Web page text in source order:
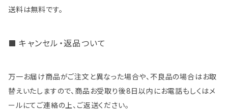
送料は無料です。
キャンセル・返品ついて
万一お届け商品がご注文と異なった場合や、不良品の場合はお取
替えいたしますので、商品お受取り後8日以内にお電話もしくはメ
ールにてご連絡の上、ご返送ください。